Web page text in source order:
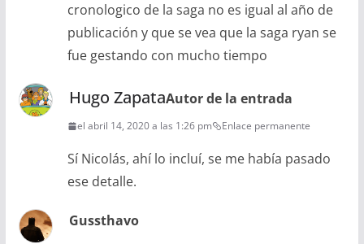
cronologico de la saga no es igual al año de
publicación y que se vea que la saga ryan se
fue gestando con mucho tiempo
Hugo ZapataAutor de la entrada
el abril 14, 2020 a las 1:26 pm Enlace permanente
Sí Nicolás, ahí lo incluí, se me había pasado
ese detalle.
Gussthavo